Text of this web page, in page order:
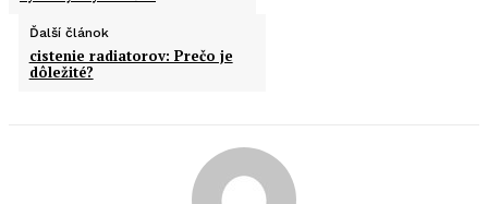
Ďalší článok
cistenie radiatorov: Prečo je
dôležité?